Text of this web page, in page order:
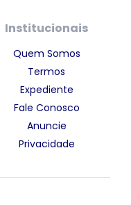
Institucionais
Quem Somos
Termos
Expediente
Fale Conosco
Anuncie
Privacidade